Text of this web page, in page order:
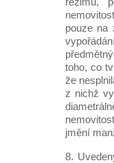
pouze na
toho, co
že
z nichž
jmění
8.